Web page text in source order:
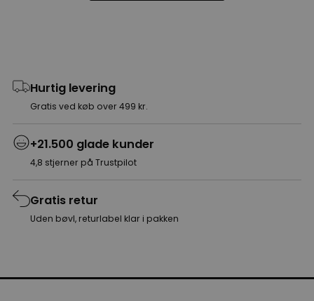
Hurtig levering
Gratis ved køb over 499 kr.
+21.500 glade kunder
4,8 stjerner på Trustpilot
Gratis retur
Uden bøvl, returlabel klar i pakken